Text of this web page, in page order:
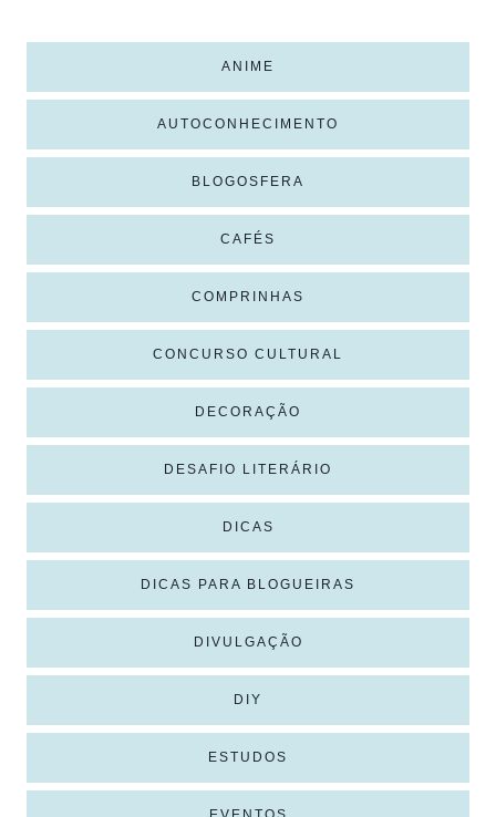
ANIME
AUTOCONHECIMENTO
BLOGOSFERA
CAFÉS
COMPRINHAS
CONCURSO CULTURAL
DECORAÇÃO
DESAFIO LITERÁRIO
DICAS
DICAS PARA BLOGUEIRAS
DIVULGAÇÃO
DIY
ESTUDOS